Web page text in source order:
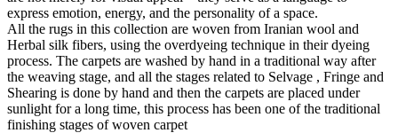
express emotion, energy, and the personality of a space.
All the rugs in this collection are woven from Iranian wool and
Herbal silk fibers, using the overdyeing technique in their dyeing
process. The carpets are washed by hand in a traditional way after
the weaving stage, and all the stages related to Selvage , Fringe and
Shearing is done by hand and then the carpets are placed under
sunlight for a long time, this process has been one of the traditional
finishing stages of woven carpet